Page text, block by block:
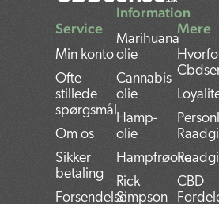
Service
Min konto
Ofte
stillede
spørgsmål
Om os
Sikker
betaling
Forsendelse
Information
Marihuana
olie
Cannabis
olie
Hamp-
olie
Hampfrøolie
Rick
Simpson
Mere
CBD